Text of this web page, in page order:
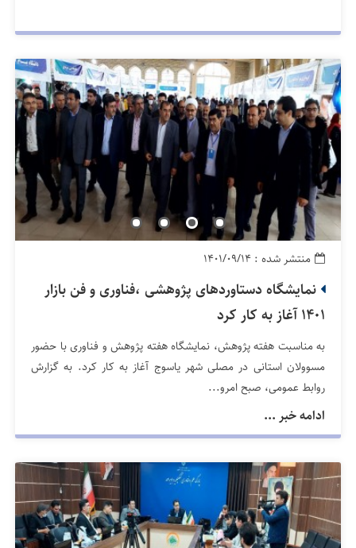
منتشر شده : ۱۴۰۱/۰۹/۱۴
نمایشگاه دستاوردهای پژوهشی ،فناوری و فن بازار
1401 آغاز به کار کرد
به مناسبت هفته پژوهش، نمایشگاه هفته پژوهش و فناوری با حضور
مسوولان استانی در مصلی شهر یاسوج آغاز به کار کرد. به گزارش
روابط عمومی، صبح امرو...
ادامه خبر ...